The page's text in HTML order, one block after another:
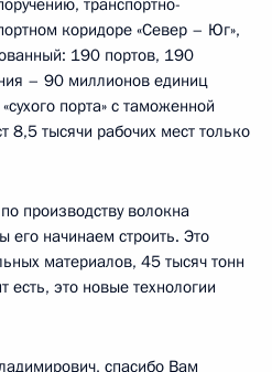
транспортно-
коридоре «Север – Юг»,
190 портов, 190
– 90 миллионов единиц
порта» с таможенной
8,5 тысячи рабочих мест только
производству волокна
его начинаем строить. Это
материалов, 45 тысяч тонн
это новые технологии
спасибо Вам